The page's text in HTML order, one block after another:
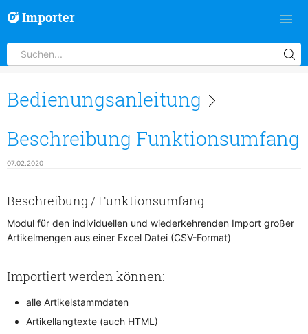
Importer
Bedienungsanleitung
Beschreibung Funktionsumfang
07.02.2020
Beschreibung / Funktionsumfang
Modul für den individuellen und wiederkehrenden Import großer
Artikelmengen aus einer Excel Datei (CSV-Format)
Importiert werden können:
alle Artikelstammdaten
Artikellangtexte (auch HTML)